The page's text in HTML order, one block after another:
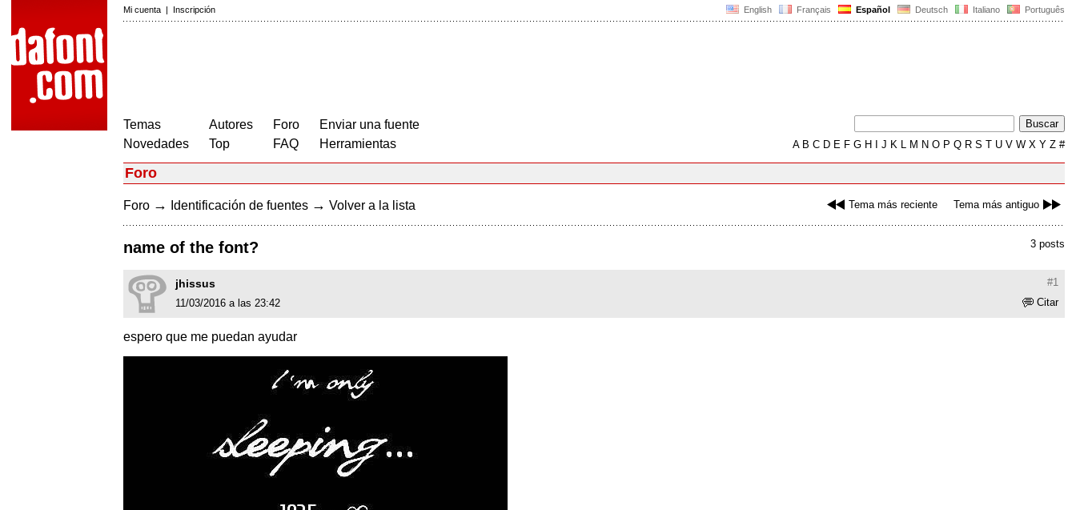
English Français Español Deutsch Italiano Português
Mi cuenta | Inscripción
Temas
Novedades
Autores
Top
Foro
FAQ
Enviar una fuente
Herramientas
AB C D E F G H J K L M N O P Q R S T U V W X Y Z #
Foro
Tema más reciente Tema más antiguo
Foro → Identificación de fuentes → Volver a la lista
3 posts
name of the font?
#1
jhissus
Citar
11/03/2016 a las 23:42
espero que me puedan ayudar